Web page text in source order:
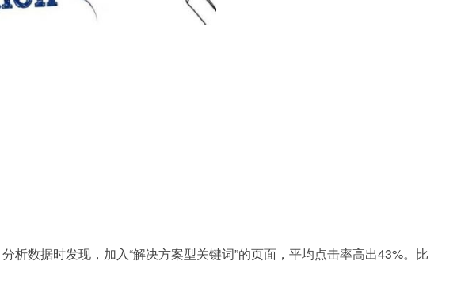
分析数据时发现，加入“解决方案型关键词”的页面，平均点击率高出43%。比